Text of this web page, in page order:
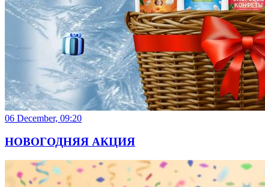
06 December, 09:20
НОВОГОДНЯЯ АКЦИЯ